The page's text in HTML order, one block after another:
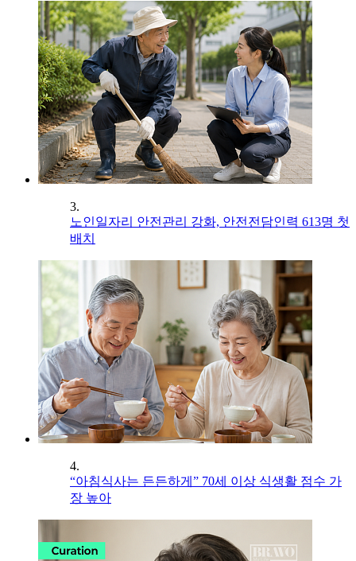
3.
노인일자리 안전관리 강화, 안전전담인력 613명 첫
배치
4.
“아침식사는 든든하게” 70세 이상 식생활 점수 가
장 높아